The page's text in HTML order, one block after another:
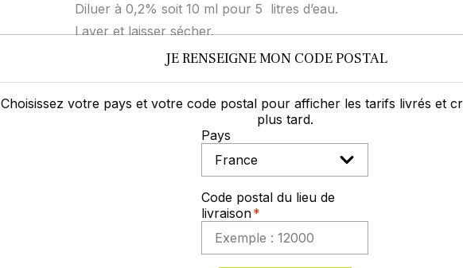
Diluer à 0,2% soit 10 ml pour 5 litres d’eau.
Laver et laisser sécher.
S’utilise sur tous sols lavables même fragiles.
Fiche technique fournisseur
Fiche de données de sécurités
JE RENSEIGNE MON CODE POSTAL
Choisissez votre pays et votre code postal pour afficher les tarifs livrés et
plus tard.
Pays
Code postal du lieu de
livraison